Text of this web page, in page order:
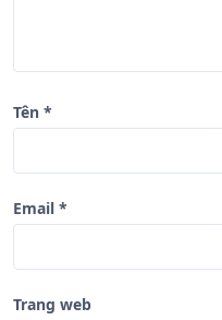
Tên *
Email *
Trang web